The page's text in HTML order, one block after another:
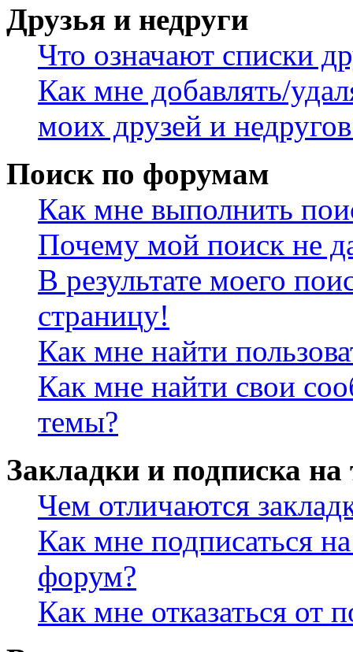
Друзья и недруги
Что означают списки
Как мне добавлять/
моих друзей и
Поиск по форумам
Как мне выполнить
Почему мой поиск не
В результате моего
страницу!
Как мне найти
Как мне найти свои
темы?
Закладки и подписка
Чем отличаются
Как мне подписаться
форум?
Как мне отказаться от